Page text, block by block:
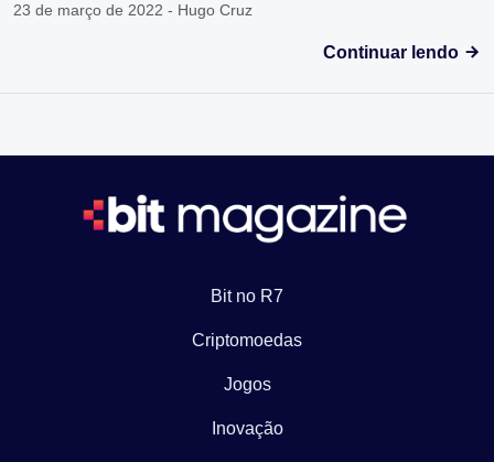
23 de março de 2022 - Hugo Cruz
Continuar lendo
Bit no R7
Criptomoedas
Jogos
Inovação